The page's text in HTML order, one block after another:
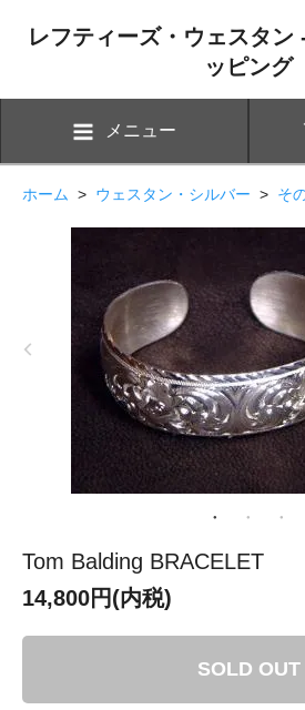
レフティーズ・ウェスタン
ッピング
メニュー
ホーム > ウェスタン・シルバー > そ
Tom Balding BRACELET
14,800円(内税)
SOLD OUT